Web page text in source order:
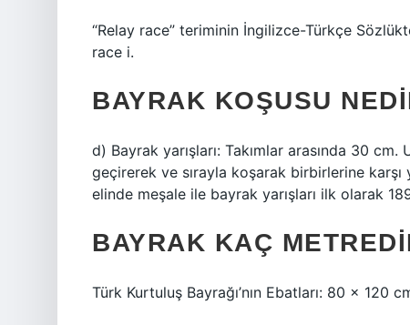
“Relay race” teriminin İngilizce-Türkçe
race i.
BAYRAK KOŞUSU
d) Bayrak yarışları: Takımlar arasında 30
geçirerek ve sırayla koşarak birbirlerine karşı
elinde meşale ile bayrak yarışları ilk olarak
BAYRAK KAÇ
Türk Kurtuluş Bayrağı’nın Ebatları: 80 x 120